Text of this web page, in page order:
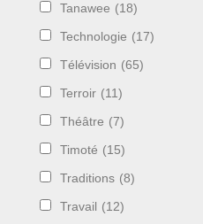
Tanawee (18)
Technologie (17)
Télévision (65)
Terroir (11)
Théâtre (7)
Timoté (15)
Traditions (8)
Travail (12)